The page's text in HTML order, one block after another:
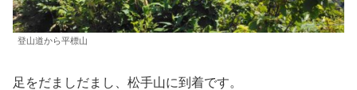
登山道から平標山
足をだましだまし、松手山に到着です。